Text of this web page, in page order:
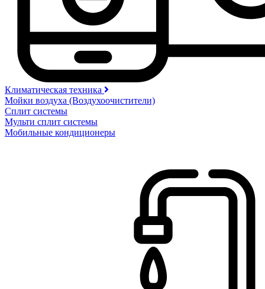
Климатическая техника
Мойки воздуха (Воздухоочистители)
Сплит системы
Мульти сплит системы
Мобильные кондиционеры